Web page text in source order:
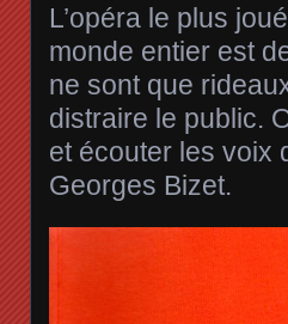
L’opéra le plus
monde entier est
ne sont que
distraire le public.
et écouter les voix
Georges Bizet.